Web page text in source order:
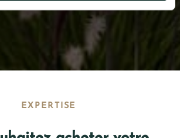
EXPERTISE